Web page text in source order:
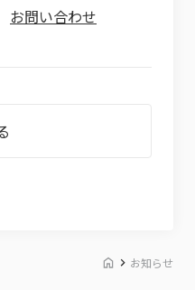
お問い合わせ
お知らせ